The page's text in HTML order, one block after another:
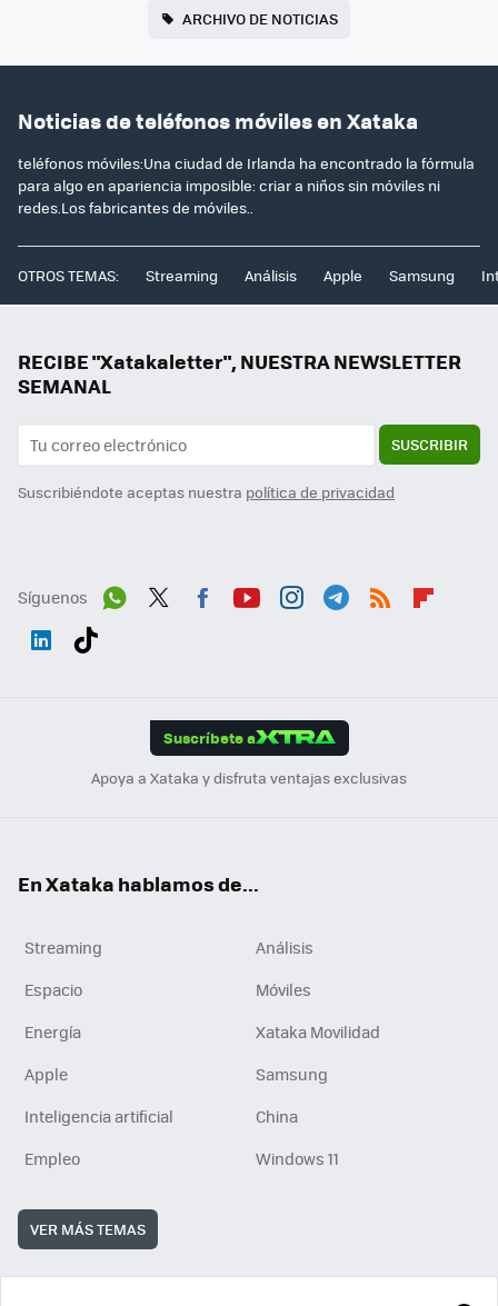
ARCHIVO DE NOTICIAS
Noticias de teléfonos móviles en Xataka
teléfonos móviles:Una ciudad de Irlanda ha encontrado la fórmula
para algo en apariencia imposible: criar a niños sin móviles ni
redes.Los fabricantes de móviles..
OTROS TEMAS: Streaming Análisis Apple Samsung
RECIBE "Xatakaletter", NUESTRA NEWSLETTER
SEMANAL
SUSCRIBIR
Suscribiéndote aceptas nuestra política de privacidad
Síguenos
Suscríbete a
Apoya a Xataka y disfruta ventajas exclusivas
En Xataka hablamos de...
Streaming
Análisis
Espacio
Móviles
Energía
Xataka Movilidad
Apple
Samsung
Inteligencia artificial
China
Empleo
Windows 11
VER MÁS TEMAS